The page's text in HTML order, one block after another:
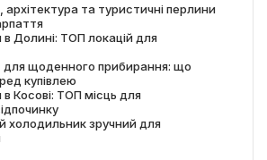
архітектура та туристичні перлини
Долині: ТОП локацій для
щоденного прибирання: що
купівлею
Косові: ТОП місць для
холодильник зручний для